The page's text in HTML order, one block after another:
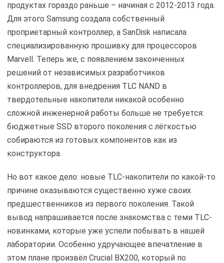
продуктах гораздо раньше – начиная с 2012-2013 года.
Для этого Samsung создала собственный
проприетарный контроллер, а SanDisk написала
специализированную прошивку для процессоров
Marvell. Теперь же, с появлением законченных
решений от независимых разработчиков
контроллеров, для внедрения TLC NAND в
твердотельные накопители никакой особенно
сложной инженерной работы больше не требуется:
бюджетные SSD второго поколения с лёгкостью
собираются из готовых компонентов как из
конструктора.
Но вот какое дело: новые TLC-накопители по какой-то
причине оказываются существенно хуже своих
предшественников из первого поколения. Такой
вывод напрашивается после знакомства с теми TLC-
новинками, которые уже успели побывать в нашей
лаборатории. Особенно удручающее впечатление в
этом плане произвёл Crucial BX200, который по